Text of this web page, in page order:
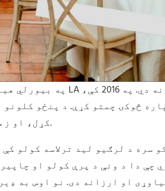
کړل، او زموږ د محصولاتو لوړ پیژندنه مو هم ترلاسه کړه.
سره د لرګیو لید ترلاسه کولو
چې دا د ونې د پرې کولو او
او ارزانه دی. نو اوس به